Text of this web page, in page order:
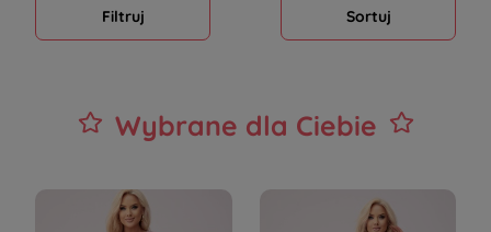
Filtruj Sortuj
Wybrane dla Ciebie